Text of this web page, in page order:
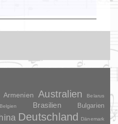
Armenien Australien Belarus
Belgien Brasilien Bulgarien
Deutschland Dänemark